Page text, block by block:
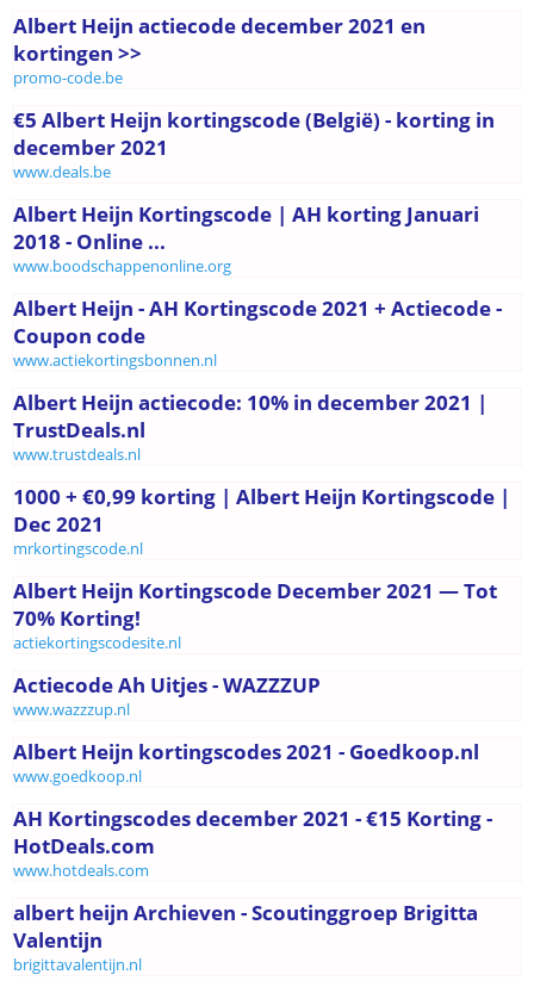
Albert Heijn actiecode december 2021 en
kortingen >>
promo-code.be
€5 Albert Heijn kortingscode (België) - korting in
december 2021
www.deals.be
Albert Heijn Kortingscode | AH korting Januari
2018 - Online ...
www.boodschappenonline.org
Albert Heijn - AH Kortingscode 2021 + Actiecode -
Coupon code
www.actiekortingsbonnen.nl
Albert Heijn actiecode: 10% in december 2021 |
TrustDeals.nl
www.trustdeals.nl
1000 + €0,99 korting | Albert Heijn Kortingscode |
Dec 2021
mrkortingscode.nl
Albert Heijn Kortingscode December 2021 — Tot
70% Korting!
actiekortingscodesite.nl
Actiecode Ah Uitjes - WAZZZUP
www.wazzzup.nl
Albert Heijn kortingscodes 2021 - Goedkoop.nl
www.goedkoop.nl
AH Kortingscodes december 2021 - €15 Korting -
HotDeals.com
www.hotdeals.com
albert heijn Archieven - Scoutinggroep Brigitta
Valentijn
brigittavalentijn.nl